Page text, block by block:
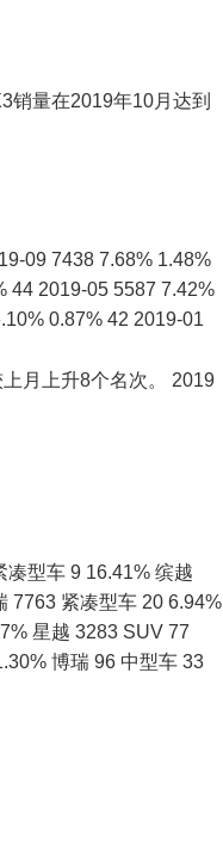
量在2019年10月达到
09 7438 7.68% 1.48%
44 2019-05 5587 7.42%
0.87% 42 2019-01
月上升8个名次。 2019
型车 9 16.41% 缤越
7763 紧凑型车 20 6.94%
星越 3283 SUV 77
博瑞 96 中型车 33